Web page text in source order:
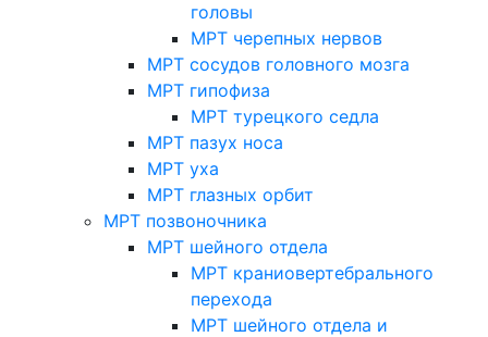
головы
МРТ черепных нервов
МРТ сосудов головного мозга
МРТ гипофиза
МРТ турецкого седла
МРТ пазух носа
МРТ уха
МРТ глазных орбит
МРТ позвоночника
МРТ шейного отдела
МРТ краниовертебрального
перехода
МРТ шейного отдела и